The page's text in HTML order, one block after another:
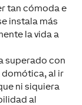
tan cómoda e
instala más
la vida a
superado con
domótica, al ir
ni siquiera
al